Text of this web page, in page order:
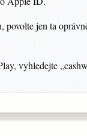
povolte jen ta
vyhledejte